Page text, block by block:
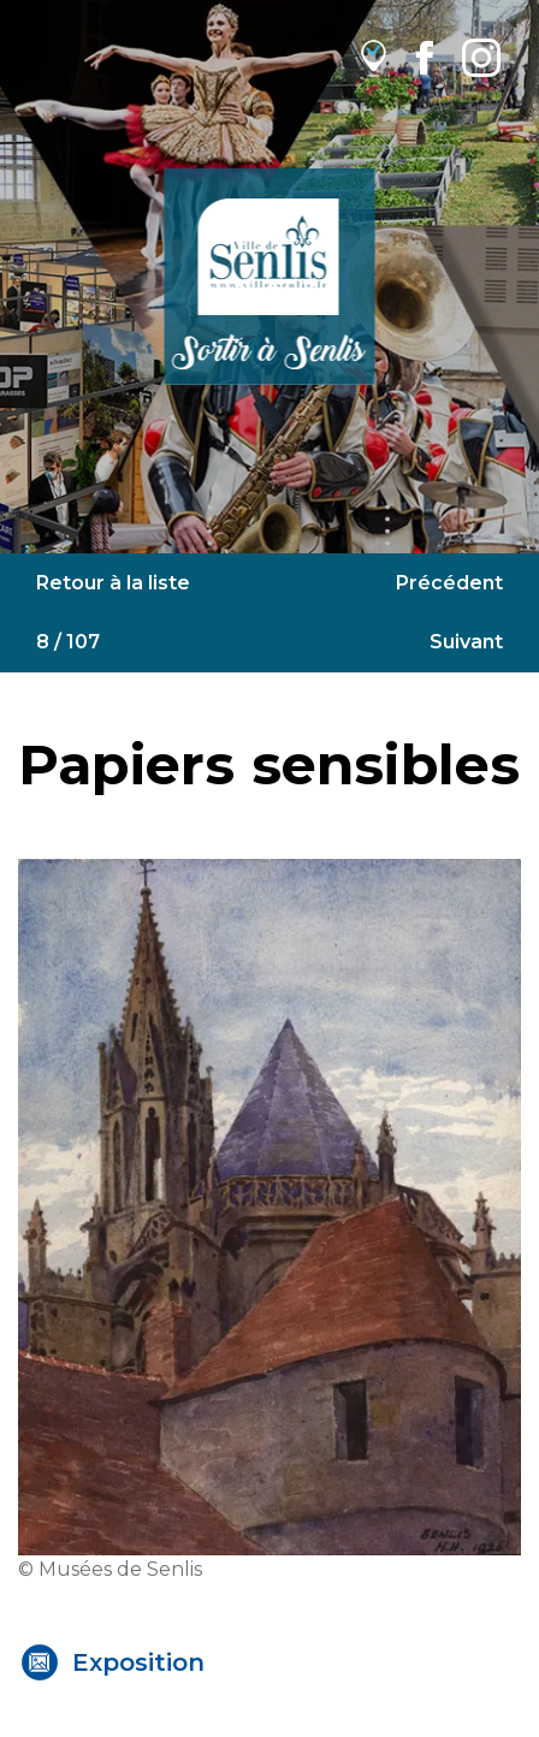
Retour à la liste Précédent
8 / 107 Suivant
Papiers sensibles
© Musées de Senlis
Exposition